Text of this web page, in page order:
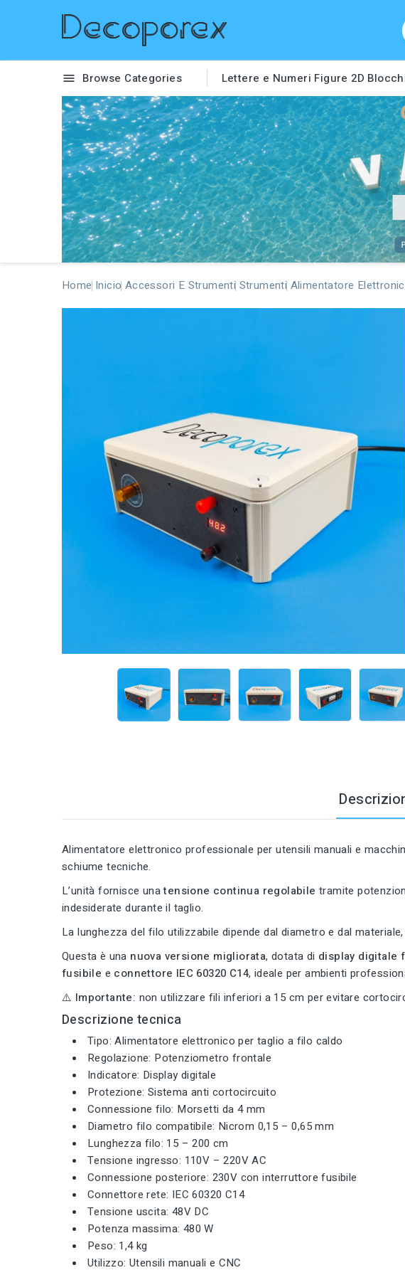
 Browse Categories Lettere e Numeri Figure 2D
Home Inicio Accessori E Strumenti Strumenti Alimentatore
Alimentatore elettronico professionale per utensili manuali e
schiume tecniche.
L’unità fornisce unatensione continua regolabile tramite
indesiderate durante il taglio.
La lunghezza del filo utilizzabile dipende dal diametro e dal
Questa è una nuova versione migliorata, dotata di display digitale
fusibile e connettore IEC 60320 C14, ideale per ambienti
⚠️ Importante: non utilizzare fili inferiori a 15 cm per evitare
Descrizione tecnica
Tipo: Alimentatore elettronico per taglio a filo caldo
Regolazione: Potenziometro frontale
Indicatore: Display digitale
Protezione: Sistema anti cortocircuito
Connessione filo: Morsetti da 4 mm
Diametro filo compatibile: Nicrom 0,15 – 0,65 mm
Lunghezza filo: 15 – 200 cm
Tensione ingresso: 110V – 220V AC
Connessione posteriore: 230V con interruttore fusibile
Connettore rete: IEC 60320 C14
Tensione uscita: 48V DC
Potenza massima: 480 W
Peso: 1,4 kg
Utilizzo: Utensili manuali e CNC